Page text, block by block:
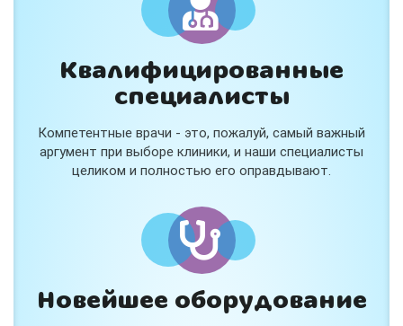
Квалифицированные
специалисты
Компетентные врачи - это, пожалуй, самый важный
аргумент при выборе клиники, и наши специалисты
целиком и полностью его оправдывают.
Новейшее оборудование
Консультация ортопеда +
тейпирование за 1 приём
Вас или вашего ребёнка беспокоят:
- боли в спине, шее, коленях или ногах?
- дискомфорт после спорта и нагрузок?
В «Медлэнд» принимает известный ортопед-
травматолог Шехмаметьев Али Зарефуллович
В прием входит:
✔️ Осмотр и консультация врача
✔️ Рекомендации по вашей ситуации
✔️Тейпирование